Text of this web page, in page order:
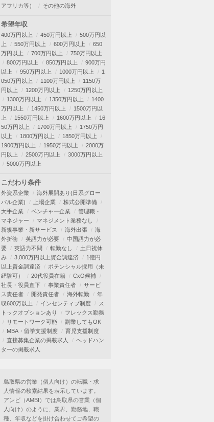
アフリカ等）
その他の海外
希望年収
400万円以上 450万円以上
500万円以
上
550万円以上 600万円以上
650
万円以上
700万円以上
750万円以上
800万円以上
850万円以上
900万円
以上
950万円以上 1000万円以上
1
050万円以上
1100万円以上
1150万
円以上
1200万円以上
1250万円以上
1300万円以上
1350万円以上
1400
万円以上
1450万円以上
1500万円以
上
1550万円以上 1600万円以上
16
50万円以上
1700万円以上
1750万円
以上
1800万円以上
1850万円以上
1900万円以上
1950万円以上
2000万
円以上
2500万円以上
3000万円以上
5000万円以上
こだわり条件
外資系企業
海外展開あり(日系グロー
バル企業)
上場企業
株式公開準備
大手企業
ベンチャー企業
管理職・
マネジャー
マネジメント業務なし
新規事業・新サービス
海外出張
海
外折衝
英語力が必要
中国語力が必
要
英語力不問 転勤なし
土日祝休
み
3,000万円以上資金調達済
1億円
以上資金調達済
ポテンシャル採用（未
経験可）
20代役員在籍
CxO候補
社長・役員直下
事業責任者
サービ
ス責任者
開発責任者 海外転勤
年
収600万以上
インセンティブ制度
ス
トックオプションあり
フレックス勤務
リモートワーク可能
副業してもOK
MBA・留学支援制度
育児支援制度
直接募集企業の掲載求人
ヘッドハン
ターの掲載求人
鳥取県の営業（個人向け）の転職・求
人情報の検索結果を表示しています。
アンビ（AMBI）では鳥取県の営業（個
人向け）のように、業界、勤務地、職
種、年収などを掛け合わせてご希望の